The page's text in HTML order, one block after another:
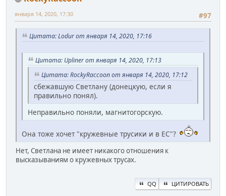
#97
января 14, 2020, 17:30
Цитата: Lodur от января 14, 2020, 17:16
Цитата: Upliner от января 14, 2020, 17:13
Цитата: RockyRaccoon от января 14, 2020, 17:12
сбежавшую Светлану (донецкую, если я
правильно понял).
Неправильно поняли, магнитогорскую.
Она тоже хочет "кружевные трусики и в ЕС"?
Нет, Светлана не имеет никакого отношения к
высказываниям о кружевных трусах.
QQ ЦИТИРОВАТЬ